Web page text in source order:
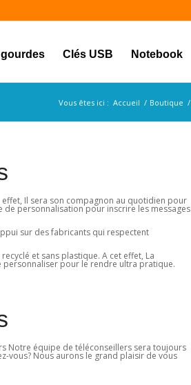
gourdes Clés USB Notebook
Vous êtes ici : Accueil / Boutique /
Il sera son compagnon au quotidien pour
de personnalisation pour inscrire les messages
sur des fabricants qui respectent
et sans plastique. A cet effet, La
personnaliser pour le rendre ultra pratique.
Notre équipe de téléconseillers sera toujours
vous? Nous aurons le grand plaisir de vous